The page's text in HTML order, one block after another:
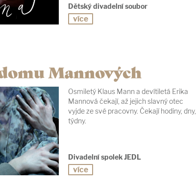
Dětský divadelní soubor
více
Mannových
Osmiletý Klaus Mann a devítiletá Erika
Mannová čekají, až jejich slavný otec
vyjde ze své pracovny. Čekají hodiny, dny,
týdny.
Divadelní spolek JEDL
více